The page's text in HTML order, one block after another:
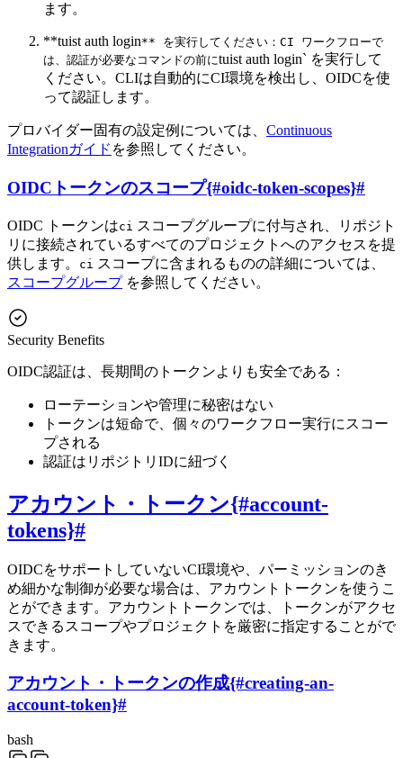
ます。
**tuist auth login** を実行してください：CI ワークフローで
は、認証が必要なコマンドの前にtuist auth login` を実行して
ください。CLIは自動的にCI環境を検出し、OIDCを使
って認証します。
プロバイダー固有の設定例については、 Continuous
Integrationガイド を参照してください。
OIDCトークンのスコープ{#oidc-token-scopes}#
OIDC トークンはci スコープグループに付与され、リポジト
リに接続されているすべてのプロジェクトへのアクセスを提
供します。
ci スコープに含まれるものの詳細については、
スコープグループを参照してください。
Security Benefits
OIDC認証は、長期間のトークンよりも安全である：
ローテーションや管理に秘密はない
トークンは短命で、個々のワークフロー実行にスコー
プされる
認証はリポジトリIDに紐づく
アカウント・トークン{#account-
tokens}#
OIDCをサポートしていないCI環境や、パーミッションのき
め細かな制御が必要な場合は、アカウントトークンを使うこ
とができます。アカウントトークンでは、トークンがアクセ
スできるスコープやプロジェクトを厳密に指定することがで
きます。
アカウント・トークンの作成{#creating-an-
account-token}#
bash